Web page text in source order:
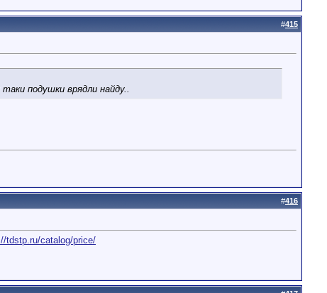
#415
подушки врядли найду..
#416
tdstp.ru/catalog/price/